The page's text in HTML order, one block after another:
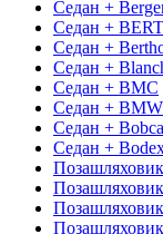
Седан +
Седан +
Седан +
Седан +
Седан + BMC
Седан + BMW
Седан +
Седан +